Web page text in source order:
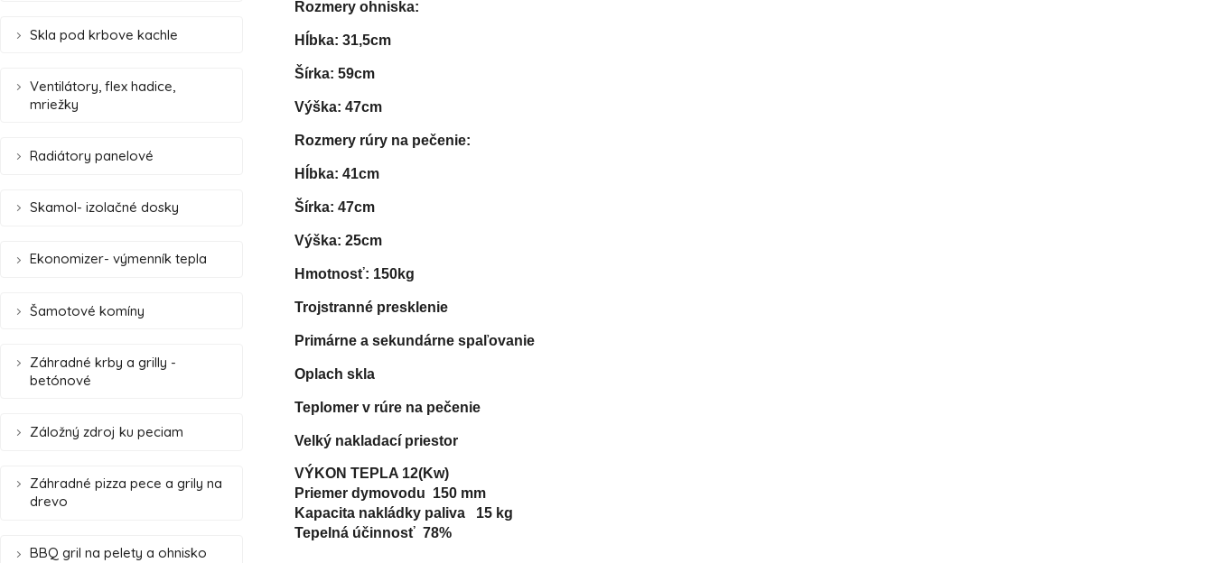
Skla pod krbove kachle
Ventilátory, flex hadice,
mriežky
Radiátory panelové
Skamol- izolačné dosky
Ekonomizer- výmenník tepla
Šamotové komíny
Záhradné krby a grilly -
betónové
Záložný zdroj ku peciam
Záhradné pizza pece a grily na
drevo
BBQ gril na pelety a ohnisko
Rozmery ohniska:
Hĺbka: 31,5cm
Šírka: 59cm
Výška: 47cm
Rozmery rúry na pečenie:
Hĺbka: 41cm
Šírka: 47cm
Výška: 25cm
Hmotnosť: 150kg
Trojstranné presklenie
Primárne a sekundárne spaľovanie
Oplach skla
Teplomer v rúre na pečenie
Velký nakladací priestor
VÝKON TEPLA 12(Kw)
Priemer dymovodu  150 mm
Kapacita nakládky paliva   15 kg
Tepelná účinnosť  78%